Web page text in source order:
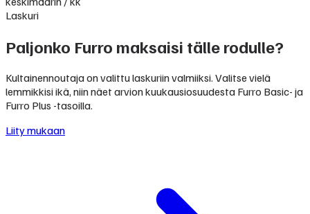
Laskuri
Paljonko Furro maksaisi tälle rodulle?
Kultainennoutaja on valittu laskuriin valmiiksi. Valitse vielä
lemmikkisi ikä, niin näet arvion kuukausiosuudesta Furro Basic- ja
Furro Plus -tasoilla.
Liity mukaan